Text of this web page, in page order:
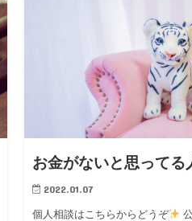
お金がないと思ってる
2022.01.07
個人相談はこちらからどうぞ